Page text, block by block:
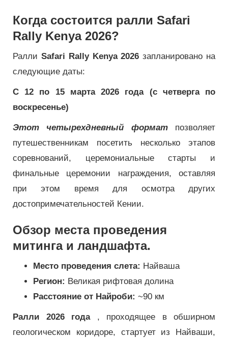
Когда состоится ралли Safari
Rally Kenya 2026?
Ралли Safari Rally Kenya 2026 запланировано на
следующие даты:
С 12 по 15 марта 2026 года (с четверга по
воскресенье)
Этот четырехдневный форматпозволяет
путешественникам посетить несколько этапов
соревнований, церемониальные старты и
финальные церемонии награждения, оставляя
при этом время для осмотра других
достопримечательностей Кении.
Обзор места проведения
митинга и ландшафта.
Место проведения слета: Найваша
Регион: Великая рифтовая долина
Расстояние от Найроби: ~90 км
Ралли 2026 года, проходящее в обширном
геологическом коридоре, стартует из Найваши,